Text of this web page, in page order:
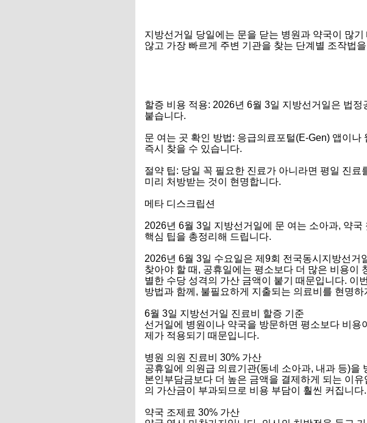
지방선거일 당일에는 문을 닫는 병원과 약국이 많
않고 가장 빠르게 주변 기관을 찾는 단계별 조작법
할증 비용 적용: 2026년 6월 3일 지방선거일은 법
붙습니다.
문 여는 곳 확인 방법: 응급의료포털(E-Gen) 앱이
즉시 찾을 수 있습니다.
절약 팁: 당일 꼭 필요한 진료가 아니라면 평일 진
미리 처방받는 것이 현명합니다.
메타 디스크립션
2026년 6월 3일 지방선거일에 문 여는 소아과, 약
핵심 팁을 총정리해 드립니다.
2026년 6월 3일 수요일은 제9회 전국동시지방선
찾아야 할 때, 공휴일에는 평소보다 더 많은 비용이
별한 수당 성격의 가산 금액이 붙기 때문입니다. 이
방법과 함께, 불필요하게 지출되는 의료비를 현명
6월 3일 지방선거일 진료비 할증 기준
선거일에 병원이나 약국을 방문하면 평소보다 비
제가 적용되기 때문입니다.
병원 의원 진료비 30% 가산
공휴일에 의원급 의료기관(동네 소아과, 내과 등)을
본인부담금보다 더 높은 금액을 결제하게 되는 이
의 가산금이 부과되므로 비용 부담이 훨씬 커집니다.
약국 조제료 30% 가산